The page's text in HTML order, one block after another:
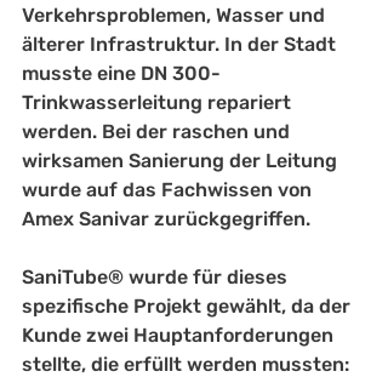
Verkehrsproblemen, Wasser und
älterer Infrastruktur. In der Stadt
musste eine DN 300-
Trinkwasserleitung repariert
werden. Bei der raschen und
wirksamen Sanierung der Leitung
wurde auf das Fachwissen von
Amex Sanivar zurückgegriffen.
SaniTube® wurde für dieses
spezifische Projekt gewählt, da der
Kunde zwei Hauptanforderungen
stellte, die erfüllt werden mussten: